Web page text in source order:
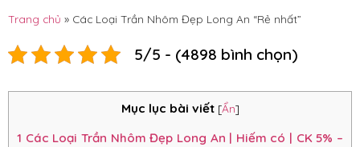
Trang chủ » Các Loại Trần Nhôm Đẹp Long An “Rẻ nhất”
5/5 - (4898 bình chọn)
Mục lục bài viết [Ẩn]
1 Các Loại Trần Nhôm Đẹp Long An | Hiếm có | CK 5% –